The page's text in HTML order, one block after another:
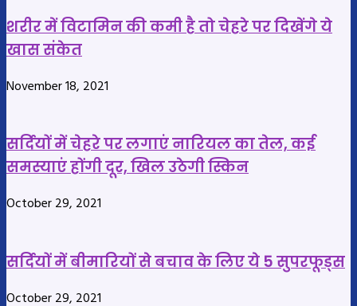
पेट्रोलिंग
टीम
ने
बचाई
सर्जरी
कर
बचाई
के
की
जान
सबसे
खतरनाक
का
ऑपरेशन
शरीर में विटामिन की कमी है तो चेहरे पर दिखेंगे ये
खास संकेत
November 18, 2021
सर्दियों में चेहरे पर लगाएं नारियल का तेल, कई
समस्याएं होंगी दूर, खिल उठेगी स्किन
October 29, 2021
सर्दियों में बीमारियों से बचाव के लिए ये 5 सुपरफूड्स
October 29, 2021